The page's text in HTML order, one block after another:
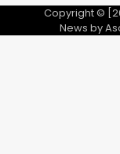
Copyright ©
News by